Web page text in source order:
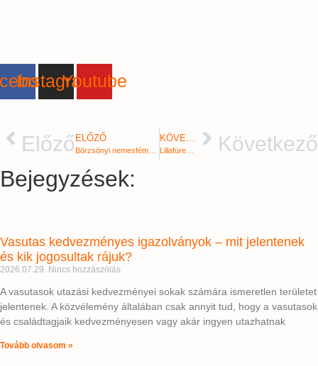
Instagram
Youtube
Előző ELŐZŐ
Lillafüred: pisztráng, palota- és panorámatúra | Túrabeszámoló Következő
Bejegyzések:
Vasutas kedvezményes igazolványok – mit jelentenek
és kik jogosultak rájuk?
2026.07.29. Nincs hozzászólás
A vasutasok utazási kedvezményei sokak számára ismeretlen területet
jelentenek. A közvélemény általában csak annyit tud, hogy a vasutasok
és családtagjaik kedvezményesen vagy akár ingyen utazhatnak
Tovább olvasom »